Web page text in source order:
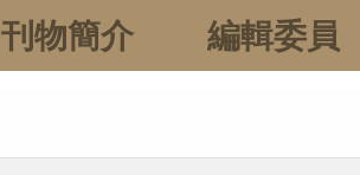
刊物簡介 編輯委員